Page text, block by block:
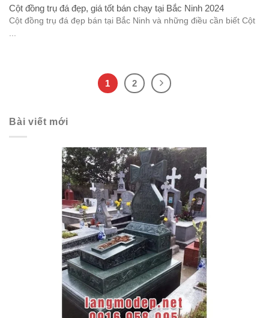
Cột đồng trụ đá đẹp, giá tốt bán chạy tại Bắc Ninh 2024
Cột đồng trụ đá đẹp bán tại Bắc Ninh và những điều cần biết Cột
...
1 2
Bài viết mới